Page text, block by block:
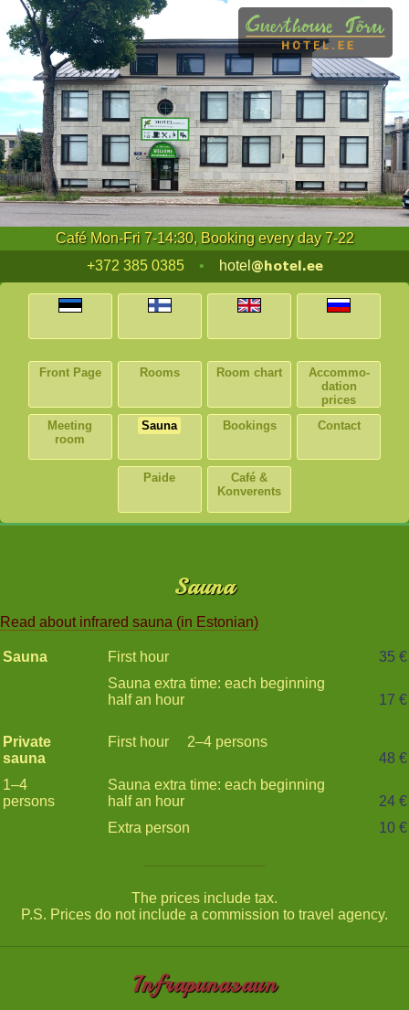
Café Mon-Fri 7-14:30, Booking every day 7-22
+372 385 0385
• hotel
Front Page Rooms Room chart
Accommo­
dation
prices
Meeting
room
Sauna Bookings Contact
Paide
Café &
Konverents
Sauna
Read about infrared sauna (in Estonian)
Sauna First hour
35 €
Sauna extra time: each beginning
half an hour
17 €
Private
sauna
First hour
2–4 persons
48 €
1–4
persons
Sauna extra time: each beginning
half an hour
24 €
Extra person
10 €
The prices include tax.
P.S. Prices do not include a commission to travel agency.
Infrapunasaun